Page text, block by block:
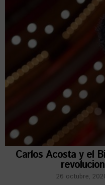
Carlos Acosta y el
26 octubre,